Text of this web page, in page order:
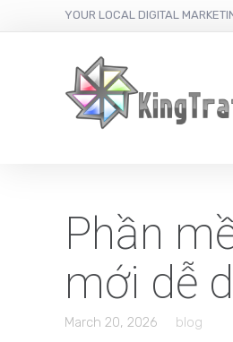
YOUR LOCAL DIGITAL
Phần
mới dễ
March 20, 2026 blog